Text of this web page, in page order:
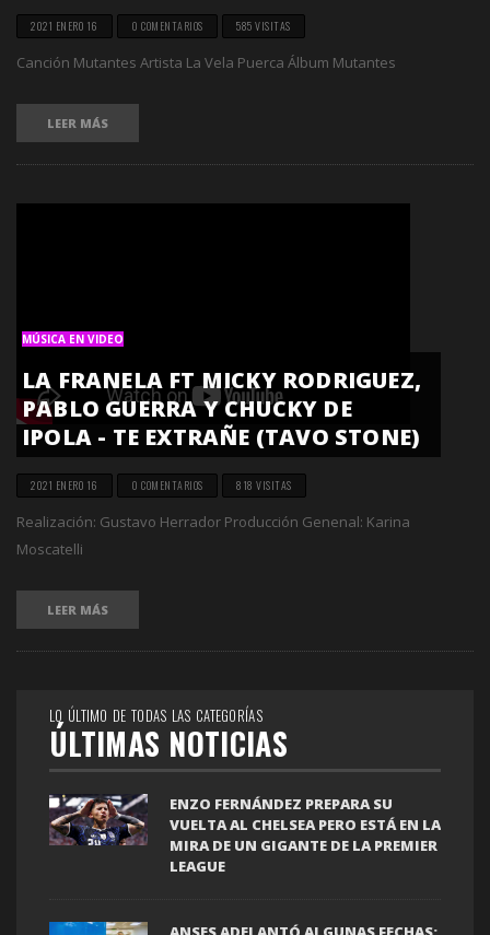
2021 ENERO 16 0 COMENTARIOS 585 VISITAS
Canción Mutantes Artista La Vela Puerca Álbum Mutantes
LEER MÁS
MÚSICA EN VIDEO
LA FRANELA FT MICKY RODRIGUEZ,
PABLO GUERRA Y CHUCKY DE
IPOLA - TE EXTRAÑE (TAVO STONE)
2021 ENERO 16 0 COMENTARIOS 818 VISITAS
Realización: Gustavo Herrador Producción Genenal: Karina
Moscatelli
LEER MÁS
LO ÚLTIMO DE TODAS LAS CATEGORÍAS
ÚLTIMAS NOTICIAS
ENZO FERNÁNDEZ PREPARA SU
VUELTA AL CHELSEA PERO ESTÁ EN LA
MIRA DE UN GIGANTE DE LA PREMIER
LEAGUE